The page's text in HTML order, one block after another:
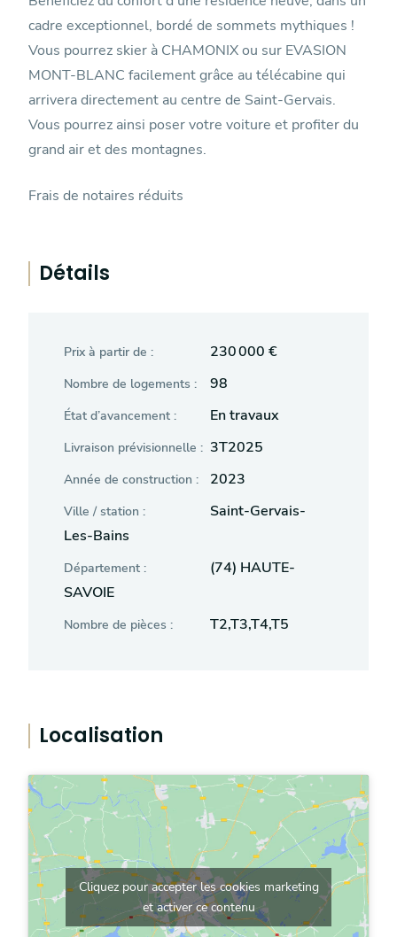
cadre exceptionnel, bordé de sommets mythiques !
Vous pourrez skier à CHAMONIX ou sur EVASION
MONT-BLANC facilement grâce au télécabine qui
arrivera directement au centre de Saint-Gervais.
Vous pourrez ainsi poser votre voiture et profiter du
grand air et des montagnes.
Frais de notaires réduits
Détails
Prix à partir de : 230 000 €
Nombre de logements : 98
État d’avancement : En travaux
Livraison prévisionnelle : 3T2025
Année de construction : 2023
Ville / station :
Saint-Gervais-
Les-Bains
Département :
(74) HAUTE-
SAVOIE
Nombre de pièces : T2,T3,T4,T5
Localisation
Cliquez pour accepter les cookies marketing
et activer ce contenu